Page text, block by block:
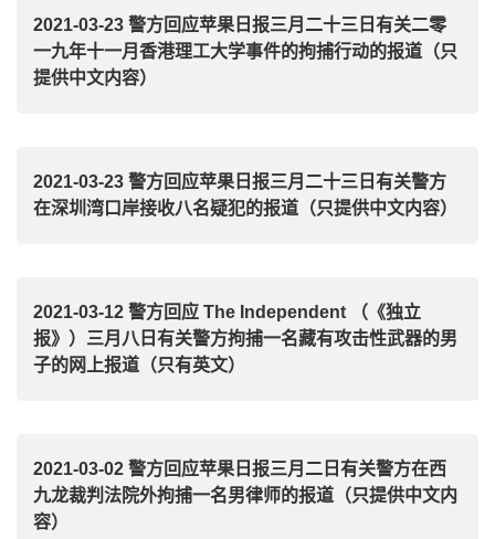
2021-03-23 警方回应苹果日报三月二十三日有关二零
一九年十一月香港理工大学事件的拘捕行动的报道（只
提供中文内容）
2021-03-23 警方回应苹果日报三月二十三日有关警方
在深圳湾口岸接收八名疑犯的报道（只提供中文内容）
2021-03-12 警方回应 The Independent （《独立
报》）三月八日有关警方拘捕一名藏有攻击性武器的男
子的网上报道（只有英文）
2021-03-02 警方回应苹果日报三月二日有关警方在西
九龙裁判法院外拘捕一名男律师的报道（只提供中文内
容）